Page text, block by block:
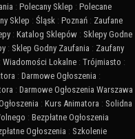
: Polecany Sklep : Polecane
Sklep : Śląsk : Poznań : Zaufane
: Katalog Sklepów : Sklepy Godne
: Sklep Godny Zaufania : Zaufany
Wiadomości Lokalne : Trójmiasto :
: Darmowe Ogłoszenia :
: Darmowe Ogłoszenia Warszawa
: Kurs Animatora : Solidna
: Bezpłatne Ogłoszenia
Ogłoszenia : Szkolenie